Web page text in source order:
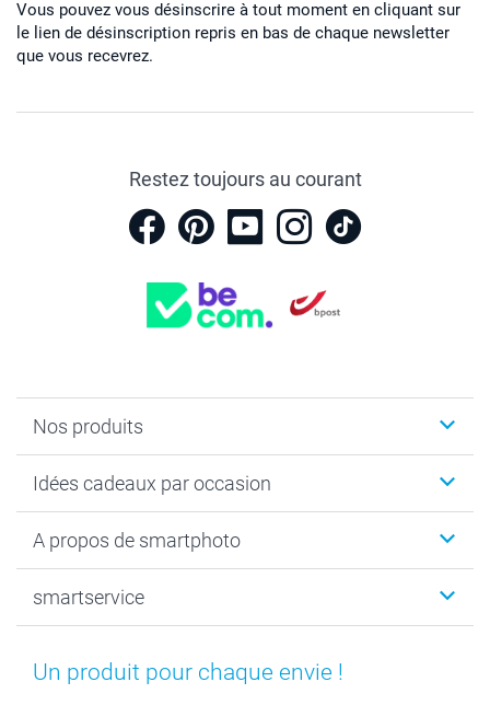
Vous pouvez vous désinscrire à tout moment en cliquant sur
le lien de désinscription repris en bas de chaque newsletter
que vous recevrez.
Restez toujours au courant
Nos produits
Cadeaux photo
Tirage photo & agrandissement
MyNameBook
Stickers & Etiquettes
Idées cadeaux par occasion
Anniversaire
Fin d'études
Naissance & baptême
A propos de smartphoto
Durabilité
Conditions
smartservice
smartgarantie
Un produit pour chaque envie !